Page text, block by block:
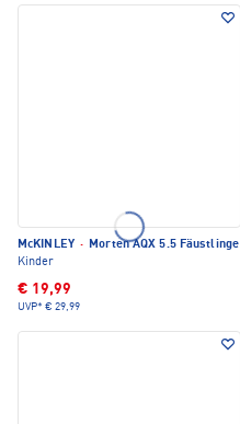
McKINLEY · Morten AQX 5.5 Fäustlinge
Kinder
€ 19,99
UVP* € 29,99